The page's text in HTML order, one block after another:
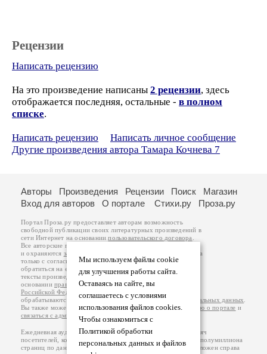
Рецензии
Написать рецензию
На это произведение написаны 2 рецензии, здесь
отображается последняя, остальные - в полном
списке.
Написать рецензию
Написать личное сообщение
Другие произведения автора Тамара Кочнева 7
Мы используем файлы cookie
для улучшения работы сайта.
Оставаясь на сайте, вы
соглашаетесь с условиями
использования файлов cookies.
Чтобы ознакомиться с
Политикой обработки
персональных данных и файлов
Авторы Произведения Рецензии Поиск
Магазин
Вход для авторов
О портале Стихи.ру Проза.ру
Портал Проза.ру предоставляет авторам возможность
свободной публикации своих литературных произведений в
сети Интернет на основаниипользовательского договора
Все авторские права на произведения принадлежат авторам
и охраняются законом
. Перепечатка произведений возможна
только с согласия его автора, к которому вы можете
обратиться на его авторской странице. Ответственность за
тексты произведений авторы несут самостоятельно на
основанииправил публикацииизаконодательства
Российской Федерации
обрабатываются на основанииПолитики обработки персональных данных
Вы также можете посмотреть более подробнуюинформацию о портале и
связаться с администрацией
Ежедневная аудитория портала Проза.ру – порядка 100 тысяч
посетителей, которые в общей сумме просматривают более полумиллиона
страниц по данным счетчика посещаемости, который расположен справа